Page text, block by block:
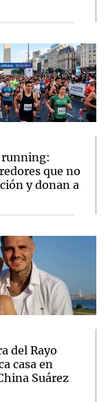
running:
que no
y donan a
del Rayo
casa en
Suárez
Notas
Cadena 3 en Groenlandia